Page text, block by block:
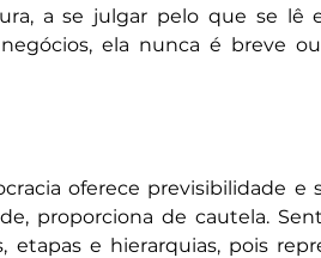
a se julgar pelo que se lê
ela nunca é breve
oferece previsibilidade e
proporciona de cautela.
e hierarquias, pois